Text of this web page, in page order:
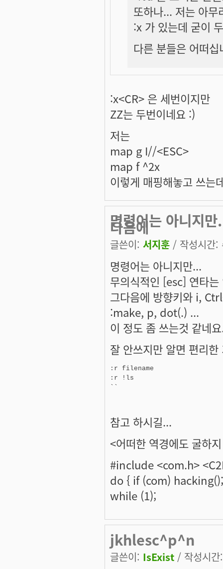
또하나... 저는 아
:x 가 있는데 굳이
다른 분들은 어떠십
:x<CR> 은 세번이지만
ZZ는 두번이네요 :)
저는
map g I//<ESC>
map f ^2x
이렇게 매핑해놓고 쓰는
명령어는 아니지
다음에
글쓴이: 서지훈 / 작성시간
명령어는 아니지만...
무의식적인 [esc] 연타는
그다음에 방향키와 i,
:make, p, dot(.) ...
이 정도 좀 쓰는것 같네
잘 안쓰지만 알면 편리한
:r filename
:r !ls
참고 하시길...
<어떠한 역경에도 굴하
#include <com.h>
do { if (com)
while (1);
jkhlesc^p^n
글쓴이: IsExist / 작성시